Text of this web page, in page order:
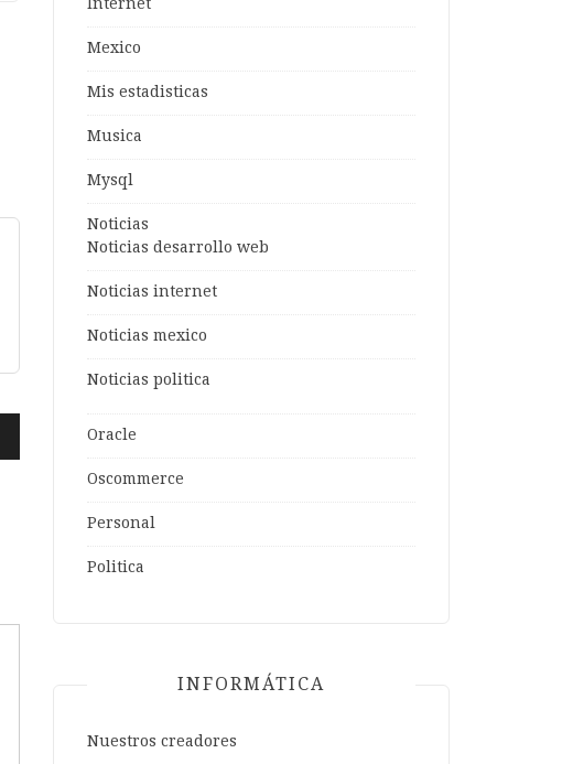
Mexico
Mis estadisticas
Musica
Mysql
Noticias
Noticias desarrollo web
Noticias internet
Noticias mexico
Noticias politica
Oracle
Oscommerce
Personal
Politica
INFORMÁTICA
Nuestros creadores